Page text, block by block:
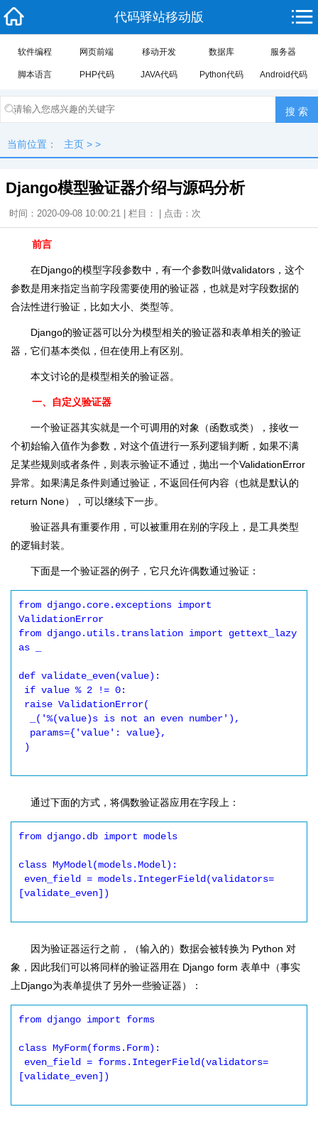
代码驿站移动版
软件编程 网页前端 移动开发 数据库 服务器
脚本语言 PHP代码 JAVA代码 Python代码 Android代码
当前位置： 主页 > >
Django模型验证器介绍与源码分析
时间：2020-09-08 10:00:21 | 栏目： | 点击： 次
前言
在Django的模型字段参数中，有一个参数叫做validators，这个
参数是用来指定当前字段需要使用的验证器，也就是对字段数据的
合法性进行验证，比如大小、类型等。
Django的验证器可以分为模型相关的验证器和表单相关的验证
器，它们基本类似，但在使用上有区别。
本文讨论的是模型相关的验证器。
一、自定义验证器
一个验证器其实就是一个可调用的对象（函数或类），接收一
个初始输入值作为参数，对这个值进行一系列逻辑判断，如果不满
足某些规则或者条件，则表示验证不通过，抛出一个ValidationError
异常。如果满足条件则通过验证，不返回任何内容（也就是默认的
return None），可以继续下一步。
验证器具有重要作用，可以被重用在别的字段上，是工具类型
的逻辑封装。
下面是一个验证器的例子，它只允许偶数通过验证：
from django.core.exceptions import
ValidationError
from django.utils.translation import gettext_lazy
as _
def validate_even(value):
通过下面的方式，将偶数验证器应用在字段上：
from django.db import models
class MyModel(models.Model):
[validate_even])
因为验证器运行之前，（输入的）数据会被转换为 Python 对
象，因此我们可以将同样的验证器用在 Django form 表单中（事实
上Django为表单提供了另外一些验证器）：
from django import forms
class MyForm(forms.Form):
[validate_even])